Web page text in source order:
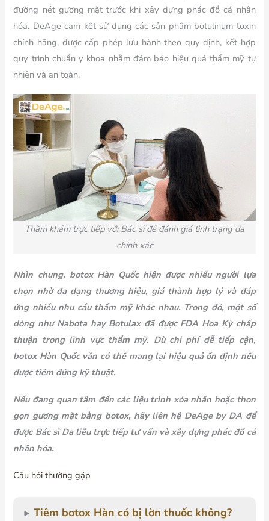
đường nét gương mặt trước khi xây dựng phác đồ cá nhân
hóa. DeAge cam kết sử dụng các sản phẩm botulinum toxin
chính hãng, được cấp phép lưu hành theo quy định, kết hợp
quy trình chuẩn y khoa nhằm đảm bảo hiệu quả thẩm mỹ tự
nhiên và an toàn.
Thăm khám trực tiếp với Bác sĩ để đánh giá tình trạng da
chính xác
Nhìn chung, botox Hàn Quốc hiện được nhiều người lựa
chọn nhờ đa dạng thương hiệu, giá thành hợp lý và đáp
ứng nhiều nhu cầu thẩm mỹ khác nhau. Trong đó, một số
dòng như Nabota hay Botulax đã được FDA Hoa Kỳ chấp
thuận trong lĩnh vực thẩm mỹ. Dù chi phí dễ tiếp cận,
botox Hàn Quốc vẫn có thể mang lại hiệu quả ổn định nếu
được tiêm đúng kỹ thuật.
Nếu đang quan tâm đến các liệu trình xóa nhăn hoặc thon
gọn gương mặt bằng botox, hãy liên hệ DeAge by DA để
được Bác sĩ Da liễu trực tiếp tư vấn và xây dựng phác đồ cá
nhân hóa.
Câu hỏi thường gặp
Tiêm botox Hàn có bị lờn thuốc không?